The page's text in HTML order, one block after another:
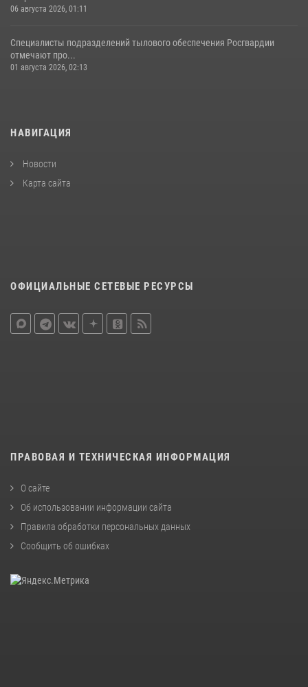
06 августа 2026, 01:11
Специалисты подразделений тылового обеспечения Росгвардии
отмечают про...
01 августа 2026, 02:13
НАВИГАЦИЯ
Новости
Карта сайта
ОФИЦИАЛЬНЫЕ СЕТЕВЫЕ РЕСУРСЫ
ПРАВОВАЯ И ТЕХНИЧЕСКАЯ ИНФОРМАЦИЯ
О сайте
Об использовании информации сайта
Правила обработки персональных данных
Сообщить об ошибках